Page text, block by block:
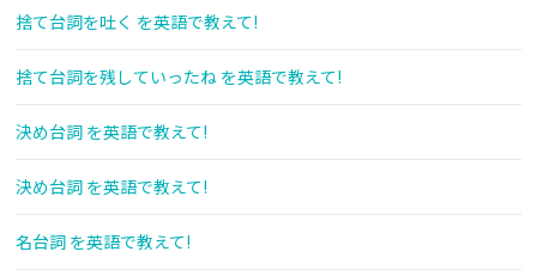
捨て台詞を吐く を英語で教えて!
捨て台詞を残していったね を英語で教えて!
決め台詞 を英語で教えて!
決め台詞 を英語で教えて!
名台詞 を英語で教えて!